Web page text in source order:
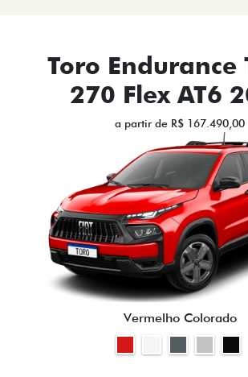
Toro Endurance
270 Flex AT6
a partir de R$ 167.490,00
Vermelho Colorado